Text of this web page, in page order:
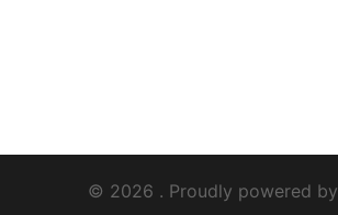
© 2026 . Proudly powered by